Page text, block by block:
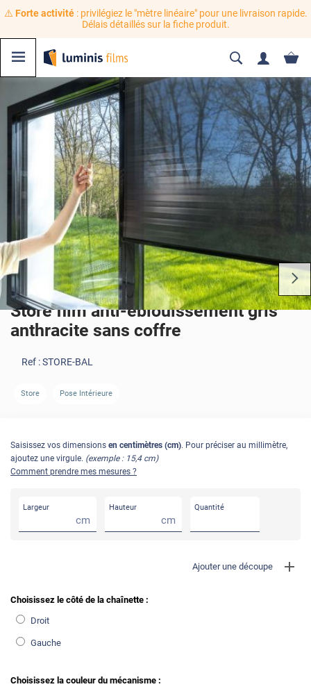
⚠️ Forte activité: privilégiez le "mètre linéaire" pour une livraison rapide.
Délais détaillés sur la fiche produit.
Store film anti-éblouissement gris
anthracite sans coffre
Ref :STORE-BAL
Store Pose Intérieure
Saisissez vos dimensions en centimètres (cm). Pour préciser au millimètre,
ajoutez une virgule. (exemple : 15,4 cm)
Comment prendre mes mesures ?
Largeur
cm
Hauteur
cm
Quantité
Ajouter une découpe
Choisissez le côté de la chaînette :
Droit
Gauche
Choisissez la couleur du mécanisme :